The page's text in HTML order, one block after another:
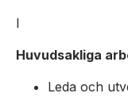
I
Huvudsakliga
Leda och